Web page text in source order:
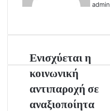
admin
Ενισχύεται η
κοινωνική
αντιπαροχή σε
αναξιοποίητα